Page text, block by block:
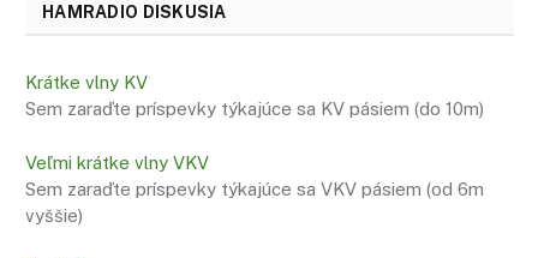
HAMRADIO DISKUSIA
Krátke vlny KV
Sem zaraďte príspevky týkajúce sa KV pásiem (do 10m)
Veľmi krátke vlny VKV
Sem zaraďte príspevky týkajúce sa VKV pásiem (od 6m
vyššie)